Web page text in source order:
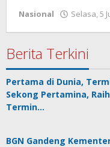
Nasional Selasa, 5
Berita Terkini
Pertama di Dunia,
Sekong Pertamina,
Termin…
BGN Gandeng